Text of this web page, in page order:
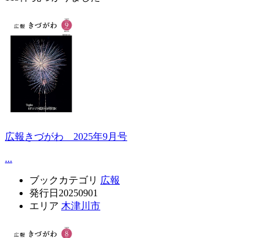
広報きづがわ 2025年9月号
...
ブックカテゴリ 広報
発行日 20250901
エリア 木津川市